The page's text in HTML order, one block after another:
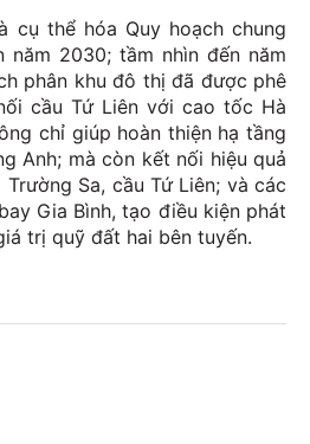
cụ thể hóa Quy hoạch chung
năm 2030; tầm nhìn đến năm
phân khu đô thị đã được phê
cầu Tứ Liên với cao tốc Hà
chỉ giúp hoàn thiện hạ tầng
Anh; mà còn kết nối hiệu quả
Sa, cầu Tứ Liên; và các
Gia Bình, tạo điều kiện phát
trị quỹ đất hai bên tuyến.